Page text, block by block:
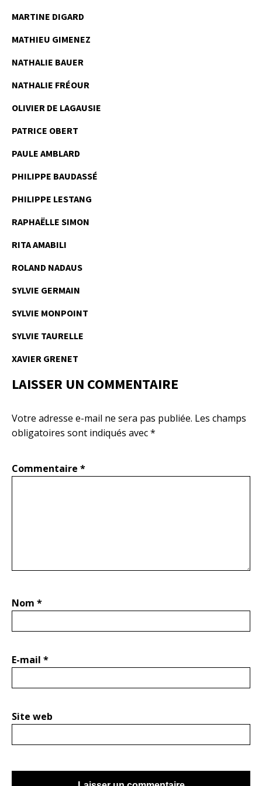
MARTINE DIGARD
MATHIEU GIMENEZ
NATHALIE BAUER
NATHALIE FRÉOUR
OLIVIER DE LAGAUSIE
PATRICE OBERT
PAULE AMBLARD
PHILIPPE BAUDASSÉ
PHILIPPE LESTANG
RAPHAËLLE SIMON
RITA AMABILI
ROLAND NADAUS
SYLVIE GERMAIN
SYLVIE MONPOINT
SYLVIE TAURELLE
XAVIER GRENET
LAISSER UN COMMENTAIRE
Votre adresse e-mail ne sera pas publiée. Les champs
obligatoires sont indiqués avec*
Commentaire *
Nom *
E-mail *
Site web